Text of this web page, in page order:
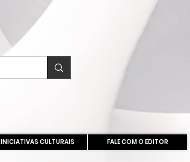
INICIATIVAS CULTURAIS FALE COM O EDITOR